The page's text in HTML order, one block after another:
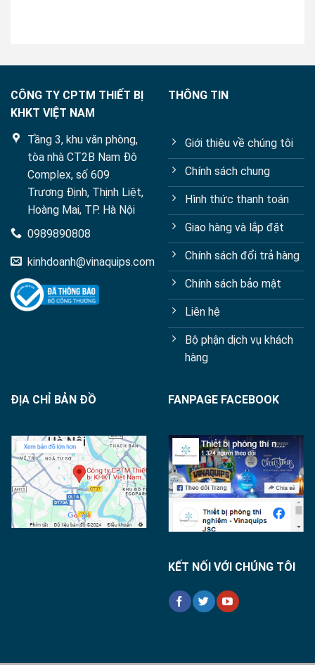
CÔNG TY CPTM THIẾT BỊ
KHKT VIỆT NAM
Tầng 3, khu văn phòng,
tòa nhà CT2B Nam Đô
Complex, số 609
Trương Định, Thịnh Liệt,
Hoàng Mai, TP. Hà Nội
0989890808
kinhdoanh@vinaquips.com
THÔNG TIN
Giới thiệu về chúng tôi
Chính sách chung
Hình thức thanh toán
Giao hàng và lắp đặt
Chính sách đổi trả hàng
Chính sách bảo mật
Liên hệ
Bộ phận dịch vụ khách
hàng
ĐỊA CHỈ BẢN ĐỒ FANPAGE FACEBOOK
KẾT NỐI VỚI CHÚNG TÔI